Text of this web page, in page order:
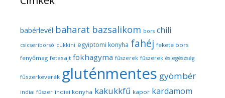
babérlevél baharat bazsalikom bors chili
csicseriborsó cukkíni egyiptomi konyha fahéj fekete bors
fenyőmag fetasajt fokhagyma fűszerek fűszerek és egészség
fűszerkeverék gluténmentes gyömbér
indiai fűszer indiai konyha kakukkfű kapor kardamom